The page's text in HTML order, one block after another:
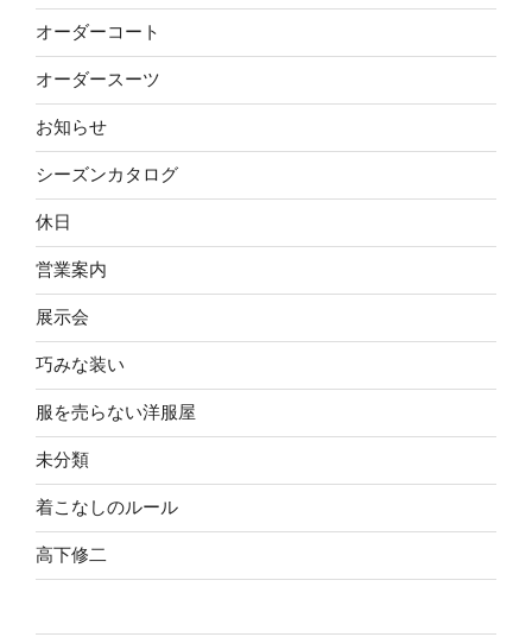
オーダーコート
オーダースーツ
お知らせ
シーズンカタログ
休日
営業案内
展示会
巧みな装い
服を売らない洋服屋
未分類
着こなしのルール
高下修二